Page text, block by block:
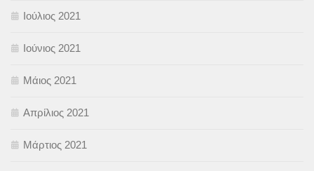
Ιούλιος 2021
Ιούνιος 2021
Μάιος 2021
Απρίλιος 2021
Μάρτιος 2021